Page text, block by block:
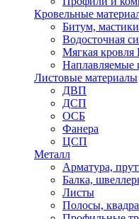
Кровельные
Битум, мастики
Водосточная
Мягкая
Наплавляемые
Листовые материалы
ДВП
ДСП
ОСБ
Фанера
ЦСП
Металл
Арматура,
Балка,
Листы
Полосы,